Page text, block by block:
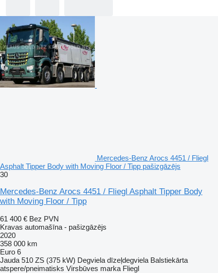
Mercedes-Benz Arocs 4451 / Fliegl
Asphalt Tipper Body with Moving Floor / Tipp pašizgāzējs
30
Mercedes-Benz Arocs 4451 / Fliegl Asphalt Tipper Body
with Moving Floor / Tipp
61 400 € Bez PVN
Kravas automašīna - pašizgāzējs
2020
358 000 km
Euro 6
Jauda 510 ZS (375 kW) Degviela dīzeļdegviela Balstiekārta
atspere/pneimatisks Virsbūves marka Fliegl